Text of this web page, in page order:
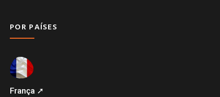
POR PAÍSES
França ➚